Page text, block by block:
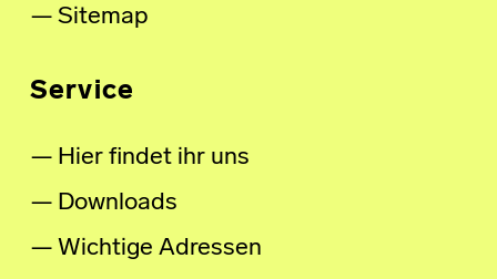
Sitemap
Service
Hier findet ihr uns
Downloads
Wichtige Adressen